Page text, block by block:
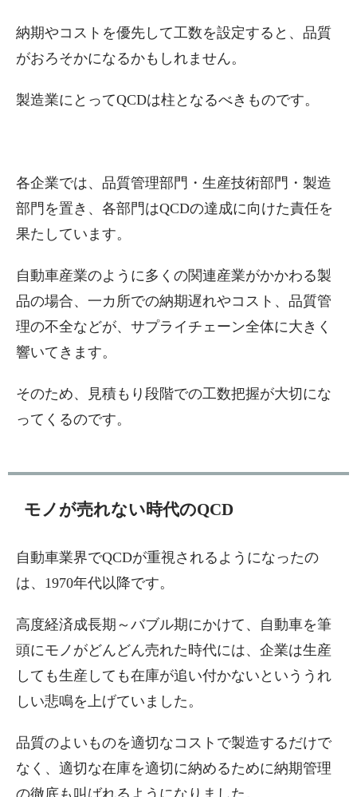
納期やコストを優先して工数を設定すると、品質
がおろそかになるかもしれません。
製造業にとってQCDは柱となるべきものです。
各企業では、品質管理部門・生産技術部門・製造
部門を置き、各部門はQCDの達成に向けた責任を
果たしています。
自動車産業のように多くの関連産業がかかわる製
品の場合、一カ所での納期遅れやコスト、品質管
理の不全などが、サプライチェーン全体に大きく
響いてきます。
そのため、見積もり段階での工数把握が大切にな
ってくるのです。
モノが売れない時代のQCD
自動車業界でQCDが重視されるようになったの
は、1970年代以降です。
高度経済成長期～バブル期にかけて、自動車を筆
頭にモノがどんどん売れた時代には、企業は生産
しても生産しても在庫が追い付かないといううれ
しい悲鳴を上げていました。
品質のよいものを適切なコストで製造するだけで
なく、適切な在庫を適切に納めるために納期管理
の徹底も叫ばれるようになりました。